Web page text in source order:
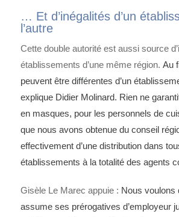
… Et d’inégalités d’un
l’autre
Cette double autorité est aussi source
établissements d’une même région.Au
peuvent être différentes d’un
explique Didier Molinard. Rien ne
en masques, pour les personnels de
que nous avons obtenue du conseil
effectivement d’une distribution dans
établissements à la totalité des agents
Gisèle Le Marec appuie : Nous voulons
assume ses prérogatives d’employeur